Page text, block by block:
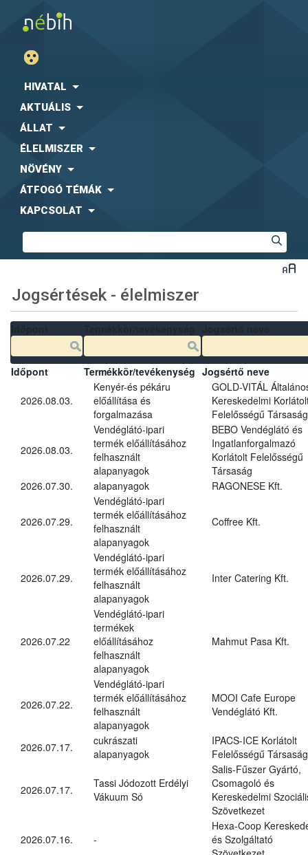
HIVATAL
AKTUÁLIS
ÁLLAT
ÉLELMISZER
NÖVÉNY
ÁTFOGÓ TÉMÁK
KAPCSOLAT
Jogsértések - élelmiszer
Időpont Termékkör/tevékenység Jogsértő neve
2026.08.03.
Kenyér-és pékáru
előállítása és
forgalmazása
GOLD-VITÁL
Kereskedelmi
Felelősségű Társaság
2026.08.03.
Vendéglátó-ipari
termék előállításához
felhasznált
alapanyagok
BEBO Vendéglátó és
Ingatlanforgalmazó
Korlátolt Felelősségű
Társaság
2026.07.30.
alapanyagok RAGONESE Kft.
2026.07.29.
Vendéglátó-ipari
termék előállításához
felhasznált
alapanyagok
Coffree Kft.
2026.07.29.
Vendéglátó-ipari
termék előállításához
felhasznált
alapanyagok
Inter Catering Kft.
2026.07.22
Vendéglátó-ipari
termékek
előállításához
felhasznált
alapanyagok
Mahmut Pasa Kft.
2026.07.22.
Vendéglátó-ipari
termék előállításához
felhasznált
alapanyagok
MOOI Cafe Europe
Vendéglátó Kft.
2026.07.17.
cukrászati
alapanyagok
IPACS-ICE Korlátolt
Felelősségű Társaság
2026.07.17.
Tassi Jódozott Erdélyi
Vákuum Só
Salis-Fűszer Gyártó,
Csomagoló és
Kereskedelmi
Szövetkezet
2026.07.16. -
Hexa-Coop
és Szolgáltató